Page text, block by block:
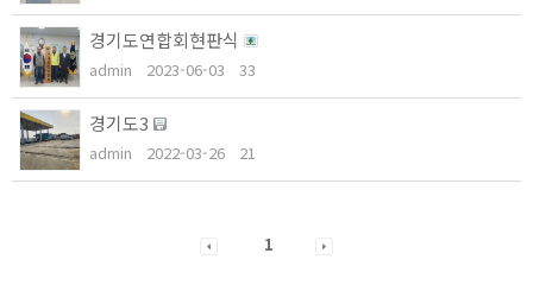
경기도연합회현판식
admin 2023-06-03 33
경기도3
admin 2022-03-26 21
1